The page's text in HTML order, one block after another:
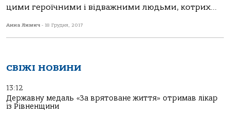
цими героїчними і відважними людьми, котрих...
Анна Лимич - 18 Грудня, 2017
СВІЖІ НОВИНИ
13:12
Державну медаль «За врятоване життя» отримав лікар
із Рівненщини